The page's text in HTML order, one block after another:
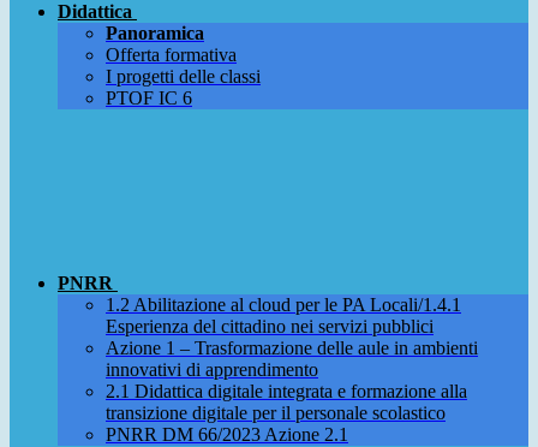
Didattica
Panoramica
Offerta formativa
I progetti delle classi
PTOF IC 6
PNRR
1.2 Abilitazione al cloud per le PA Locali/1.4.1
Esperienza del cittadino nei servizi pubblici
Azione 1 – Trasformazione delle aule in ambienti
innovativi di apprendimento
2.1 Didattica digitale integrata e formazione alla
transizione digitale per il personale scolastico
PNRR DM 66/2023 Azione 2.1